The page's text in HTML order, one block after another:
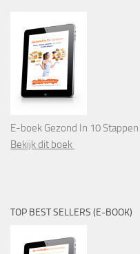
E-boek Gezond In 10 Stappen
Bekijk dit boek
TOP BEST SELLERS (E-BOOK)